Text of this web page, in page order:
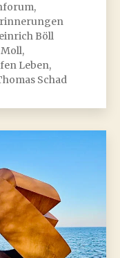
,
Böll
Moll,
Leben,
Schad